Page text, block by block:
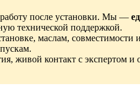
работу после установки. Мы —
технической поддержкой.
маслам,
живой контакт с экспертом и